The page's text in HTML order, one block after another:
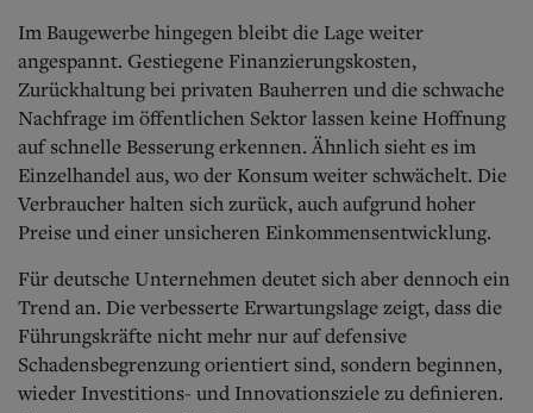
Im Baugewerbe hingegen bleibt die Lage weiter
angespannt. Gestiegene Finanzierungskosten,
Zurückhaltung bei privaten Bauherren und die schwache
Nachfrage im öffentlichen Sektor lassen keine Hoffnung
auf schnelle Besserung erkennen. Ähnlich sieht es im
Einzelhandel aus, wo der Konsum weiter schwächelt. Die
Verbraucher halten sich zurück, auch aufgrund hoher
Preise und einer unsicheren Einkommensentwicklung.
Für deutsche Unternehmen deutet sich aber dennochein
Trend an. Die verbesserte Erwartungslage zeigt, dass die
Führungskräfte nicht mehr nur auf defensive
Schadensbegrenzung orientiert sind, sondern beginnen,
wieder Investitions- und Innovationsziele zu definieren.